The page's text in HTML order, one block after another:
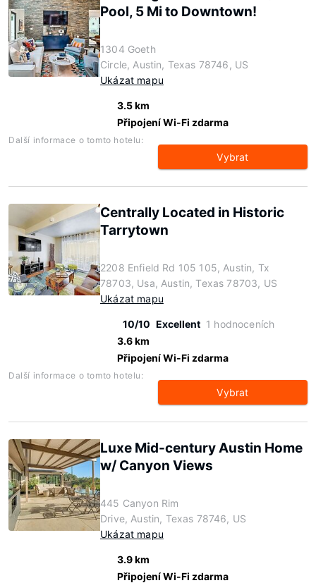
Pool, 5 Mi to Downtown!
1304 Goeth
Circle, Austin, Texas 78746, US
Ukázat mapu
3.5 km
Připojení Wi-Fi zdarma
Další informace o tomto hotelu:
Vybrat
Centrally Located in Historic
Tarrytown
2208 Enfield Rd 105 105, Austin, Tx
78703, Usa, Austin, Texas 78703, US
Ukázat mapu
10/10 Excellent 1 hodnoceních
3.6 km
Připojení Wi-Fi zdarma
Další informace o tomto hotelu:
Vybrat
Luxe Mid-century Austin Home
w/ Canyon Views
445 Canyon Rim
Drive, Austin, Texas 78746, US
Ukázat mapu
3.9 km
Připojení Wi-Fi zdarma